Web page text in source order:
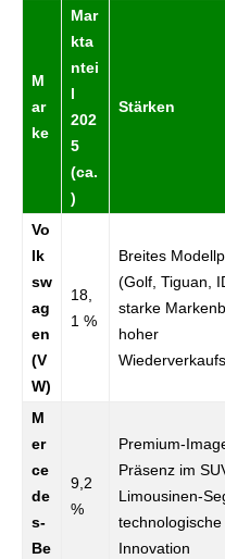
M
ar
ke
Mar
kta
ntei
l
202
5
(ca.
)
Stärken
Vo
lk
sw
ag
en
(V
W)
18,
1 %
Breites
(Golf, Tiguan,
starke
hoher
M
er
ce
de
s-
Be
9,2
%
Premium-
Präsenz im
Limousinen-
technologische
Innovation